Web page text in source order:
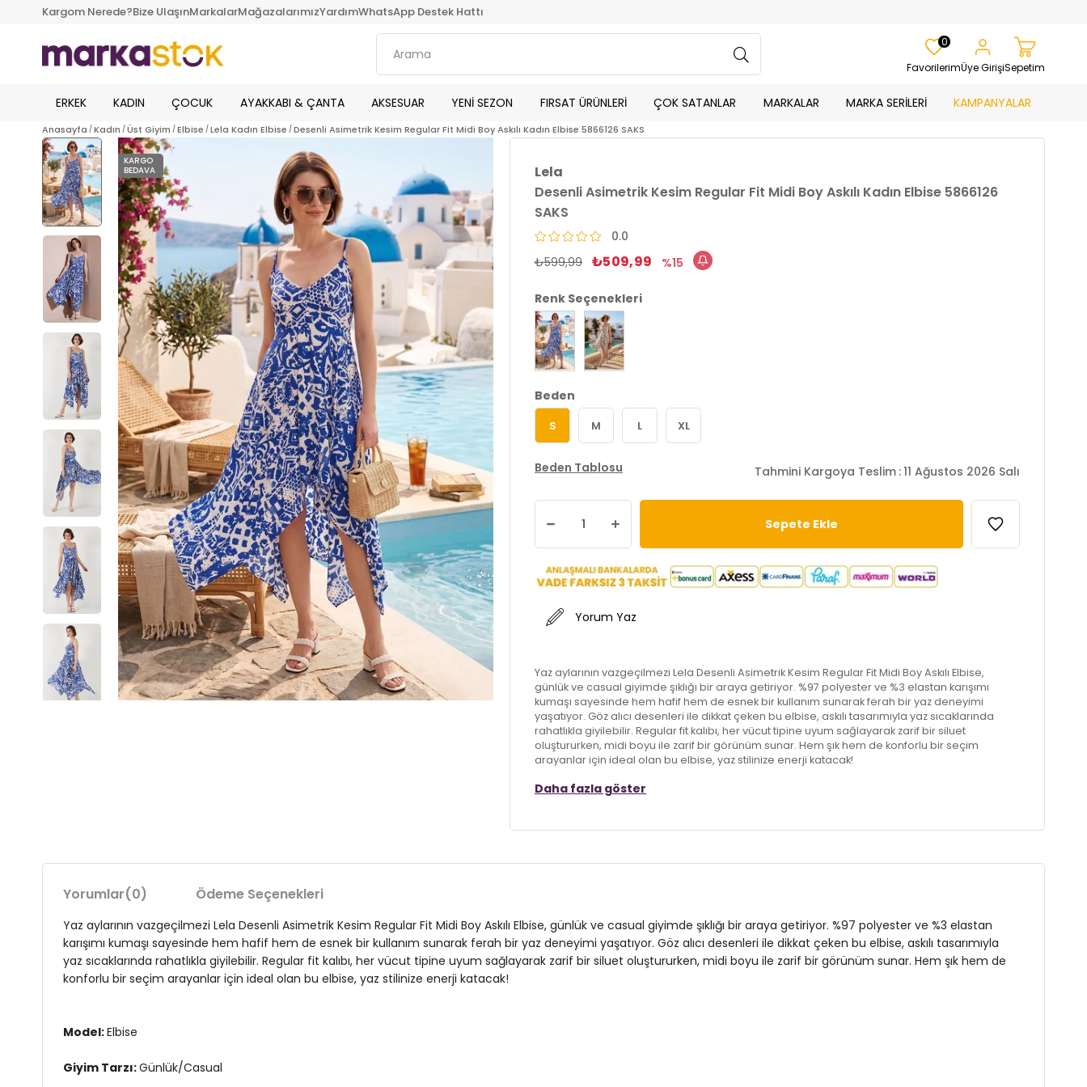
Kargom Nerede?Bize UlaşınMarkalarMağazalarımızYardımWhatsApp Destek Hattı
Favorilerim
0
Üye GirişiSepetim
ERKEK KADIN ÇOCUK AYAKKABI & ÇANTA AKSESUAR YENİ SEZON FIRSAT ÜRÜNLERİ ÇOK SATANLAR MARKALAR MARKA SERİLERİ KAMPANYALAR
Anasayfa Kadın Üst Giyim Elbise Lela Kadın Elbise Desenli Asimetrik Kesim Regular Fit Midi Boy Askılı Kadın Elbise 5866126 SAKS
KARGO
BEDAVA
Lela
Desenli Asimetrik Kesim Regular Fit Midi Boy Askılı Kadın Elbise 5866126
SAKS
0.0
₺599,99 ₺509,99 15
Renk Seçenekleri
Beden
S M L XL
Beden Tablosu Tahmini Kargoya Teslim :11 Ağustos 2026 Salı
Yorum Yaz
Yaz aylarının vazgeçilmezi Lela Desenli Asimetrik Kesim Regular Fit Midi Boy Askılı Elbise,
günlük ve casual giyimde şıklığı bir araya getiriyor. %97 polyester ve %3 elastan karışımı
kumaşı sayesinde hem hafif hem de esnek bir kullanım sunarak ferah bir yaz deneyimi
yaşatıyor. Göz alıcı desenleri ile dikkat çeken bu elbise, askılı tasarımıyla yaz sıcaklarında
rahatlıkla giyilebilir. Regular fit kalıbı, her vücut tipine uyum sağlayarak zarif bir siluet
oluştururken, midi boyu ile zarif bir görünüm sunar. Hem şık hem de konforlu bir seçim
arayanlar için ideal olan bu elbise, yaz stilinize enerji katacak!
Giyim Tarzı:Günlük/Casual
Desen:Desenli
Materyal: % 97 Polyester % 3 Elastan
Kol Tipi:Askılı
Daha fazla göster
Yorumlar(0) Ödeme Seçenekleri
Yaz aylarının vazgeçilmezi Lela Desenli Asimetrik Kesim Regular Fit Midi Boy Askılı Elbise, günlük ve casual giyimde şıklığı bir araya getiriyor. %97 polyester ve %3 elastan
karışımı kumaşı sayesinde hem hafif hem de esnek bir kullanım sunarak ferah bir yaz deneyimi yaşatıyor. Göz alıcı desenleri ile dikkat çeken bu elbise, askılı tasarımıyla
yaz sıcaklarında rahatlıkla giyilebilir. Regular fit kalıbı, her vücut tipine uyum sağlayarak zarif bir siluet oluştururken, midi boyu ile zarif bir görünüm sunar. Hem şık hem de
konforlu bir seçim arayanlar için ideal olan bu elbise, yaz stilinize enerji katacak!
Model:Elbise
Giyim Tarzı:Günlük/Casual